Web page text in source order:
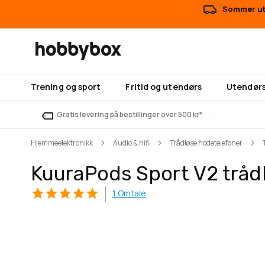
Sommer
Trening og sport Fritid og utendørs
Gratis levering på bestillinger over 500 kr*
Hjemmeelektronikk Audio & hifi Trådløse hodetelefoner
KuuraPods Sport V2
1 Omtale